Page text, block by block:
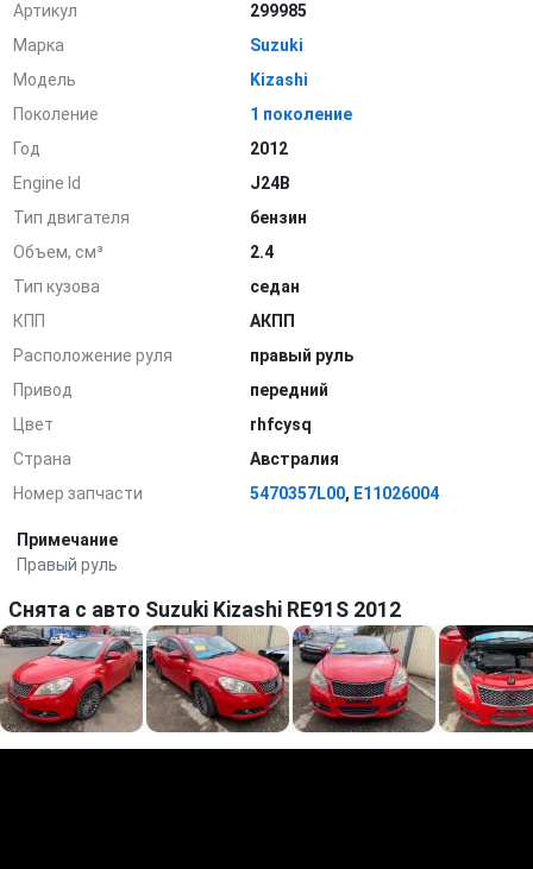
Артикул
299985
Марка
Suzuki
Модель
Kizashi
Поколение
1 поколение
Год
2012
Engine Id
J24B
Тип двигателя
бензин
Объем, см³
2.4
Тип кузова
седан
КПП
АКПП
Расположение руля
правый руль
Привод
передний
Цвет
rhfcysq
Страна
Австралия
Номер запчасти
5470357L00, E11026004
Примечание
Правый руль
Снята с авто Suzuki Kizashi RE91S 2012